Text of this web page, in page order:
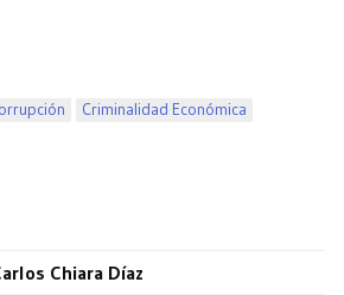
Criminalidad Económica
Chiara Díaz